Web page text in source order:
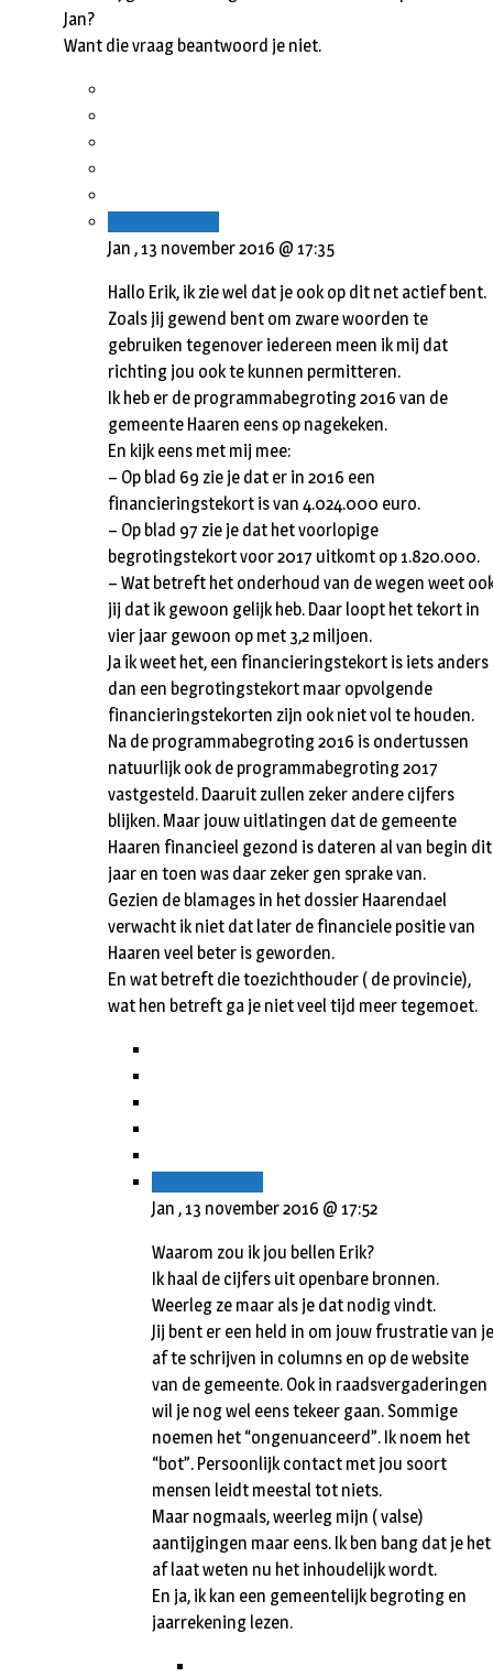
Jan?
Want die vraag beantwoord je niet.
Jan ,13 november 2016 @ 17:35
Hallo Erik, ik zie wel dat je ook op dit net actief bent.
Zoals jij gewend bent om zware woorden te
gebruiken tegenover iedereen meen ik mij dat
richting jou ook te kunnen permitteren.
Ik heb er de programmabegroting 2016 van de
gemeente Haaren eens op nagekeken.
En kijk eens met mij mee:
– Op blad 69 zie je dat er in 2016 een
financieringstekort is van 4.024.000 euro.
– Op blad 97 zie je dat het voorlopige
begrotingstekort voor 2017 uitkomt op 1.820.000.
– Wat betreft het onderhoud van de wegen weet
jij dat ik gewoon gelijk heb. Daar loopt het tekort in
vier jaar gewoon op met 3,2 miljoen.
Ja ik weet het, een financieringstekort is iets anders
dan een begrotingstekort maar opvolgende
financieringstekorten zijn ook niet vol te houden.
Na de programmabegroting 2016 is ondertussen
natuurlijk ook de programmabegroting 2017
vastgesteld. Daaruit zullen zeker andere cijfers
blijken. Maar jouw uitlatingen dat de gemeente
Haaren financieel gezond is dateren al van begin dit
jaar en toen was daar zeker gen sprake van.
Gezien de blamages in het dossier Haarendael
verwacht ik niet dat later de financiele positie van
Haaren veel beter is geworden.
En wat betreft die toezichthouder ( de provincie),
wat hen betreft ga je niet veel tijd meer tegemoet.
Jan ,13 november 2016 @ 17:52
Waarom zou ik jou bellen Erik?
Ik haal de cijfers uit openbare bronnen.
Weerleg ze maar als je dat nodig vindt.
Jij bent er een held in om jouw frustratie van je
af te schrijven in columns en op de website
van de gemeente. Ook in raadsvergaderingen
wil je nog wel eens tekeer gaan. Sommige
noemen het “ongenuanceerd”. Ik noem het
“bot”. Persoonlijk contact met jou soort
mensen leidt meestal tot niets.
Maar nogmaals, weerleg mijn ( valse)
aantijgingen maar eens. Ik ben bang dat je het
af laat weten nu het inhoudelijk wordt.
En ja, ik kan een gemeentelijk begroting en
jaarrekening lezen.